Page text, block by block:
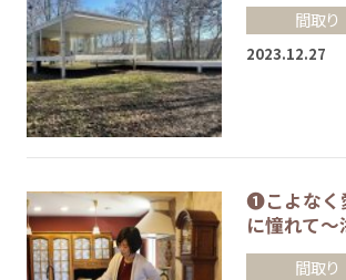
間取り
2023.12.27
❶こよなく
に憧れて
間取り